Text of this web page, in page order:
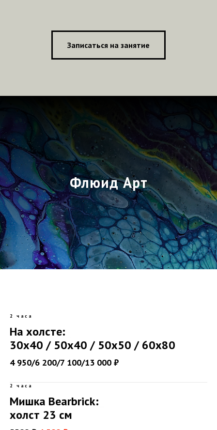
Записаться на занятие
Флюид Арт
2 часа
На холсте:
30х40 / 50х40 / 50х50 / 60х80
4 950/6 200/7 100/13 000 ₽
2 часа
Мишка Bearbrick:
холст 23 см